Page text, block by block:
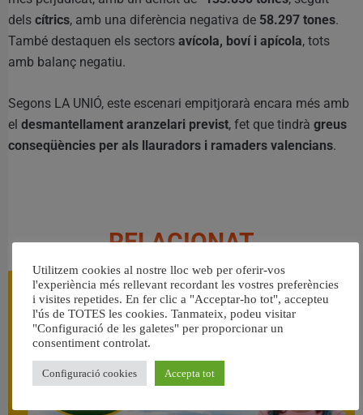
dels cítrics, amb una diferència negativa de 58.297 tones.
També destaquen els sectors avícola, boví i apícola, tots
amb balanç negatiu.
Segons LA UNIÓ, este escenari empitjorarà encara més amb
el desmantellament aranzelari previst, fet que tindrà greus
conseqüències per als llauradors i ramaders valencians.
RELACIONAT
Utilitzem cookies al nostre lloc web per oferir-vos
l'experiència més rellevant recordant les vostres preferències
i visites repetides. En fer clic a "Acceptar-ho tot", accepteu
l'ús de TOTES les cookies. Tanmateix, podeu visitar
"Configuració de les galetes" per proporcionar un
consentiment controlat.
Configuració cookies Accepta tot